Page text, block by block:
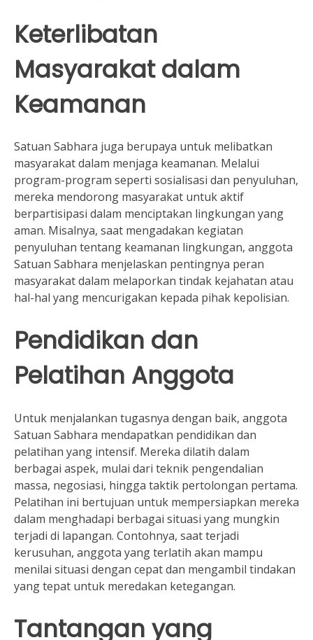
Keterlibatan
Masyarakat dalam
Keamanan
Satuan Sabhara juga berupaya untuk melibatkan
masyarakat dalam menjaga keamanan. Melalui
program-program seperti sosialisasi dan penyuluhan,
mereka mendorong masyarakat untuk aktif
berpartisipasi dalam menciptakan lingkungan yang
aman. Misalnya, saat mengadakan kegiatan
penyuluhan tentang keamanan lingkungan, anggota
Satuan Sabhara menjelaskan pentingnya peran
masyarakat dalam melaporkan tindak kejahatan atau
hal-hal yang mencurigakan kepada pihak kepolisian.
Pendidikan dan
Pelatihan Anggota
Untuk menjalankan tugasnya dengan baik, anggota
Satuan Sabhara mendapatkan pendidikan dan
pelatihan yang intensif. Mereka dilatih dalam
berbagai aspek, mulai dari teknik pengendalian
massa, negosiasi, hingga taktik pertolongan pertama.
Pelatihan ini bertujuan untuk mempersiapkan mereka
dalam menghadapi berbagai situasi yang mungkin
terjadi di lapangan. Contohnya, saat terjadi
kerusuhan, anggota yang terlatih akan mampu
menilai situasi dengan cepat dan mengambil tindakan
yang tepat untuk meredakan ketegangan.
Tantangan yang